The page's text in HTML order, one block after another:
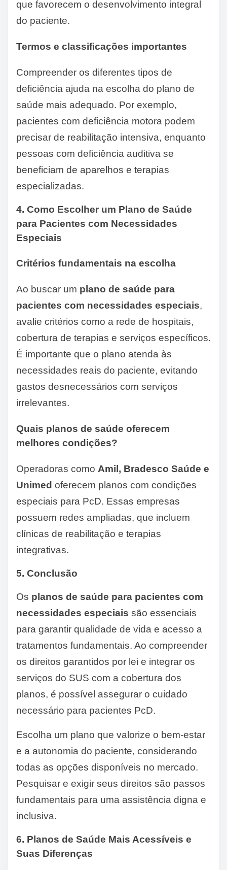
que favorecem o desenvolvimento integral
do paciente.
Termos e classificações importantes
Compreender os diferentes tipos de
deficiência ajuda na escolha do plano de
saúde mais adequado. Por exemplo,
pacientes com deficiência motora podem
precisar de reabilitação intensiva, enquanto
pessoas com deficiência auditiva se
beneficiam de aparelhos e terapias
especializadas.
4. Como Escolher um Plano de Saúde
para Pacientes com Necessidades
Especiais
Critérios fundamentais na escolha
Ao buscar um plano de saúde para
pacientes com necessidades especiais,
avalie critérios como a rede de hospitais,
cobertura de terapias e serviços específicos.
É importante que o plano atenda às
necessidades reais do paciente, evitando
gastos desnecessários com serviços
irrelevantes.
Quais planos de saúde oferecem
melhores condições?
Operadoras como Amil, Bradesco Saúde e
Unimed oferecem planos com condições
especiais para PcD. Essas empresas
possuem redes ampliadas, que incluem
clínicas de reabilitação e terapias
integrativas.
5. Conclusão
Os planos de saúde para pacientes com
necessidades especiais são essenciais
para garantir qualidade de vida e acesso a
tratamentos fundamentais. Ao compreender
os direitos garantidos por lei e integrar os
serviços do SUS com a cobertura dos
planos, é possível assegurar o cuidado
necessário para pacientes PcD.
Escolha um plano que valorize o bem-estar
e a autonomia do paciente, considerando
todas as opções disponíveis no mercado.
Pesquisar e exigir seus direitos são passos
fundamentais para uma assistência digna e
inclusiva.
6. Planos de Saúde Mais Acessíveis e
Suas Diferenças